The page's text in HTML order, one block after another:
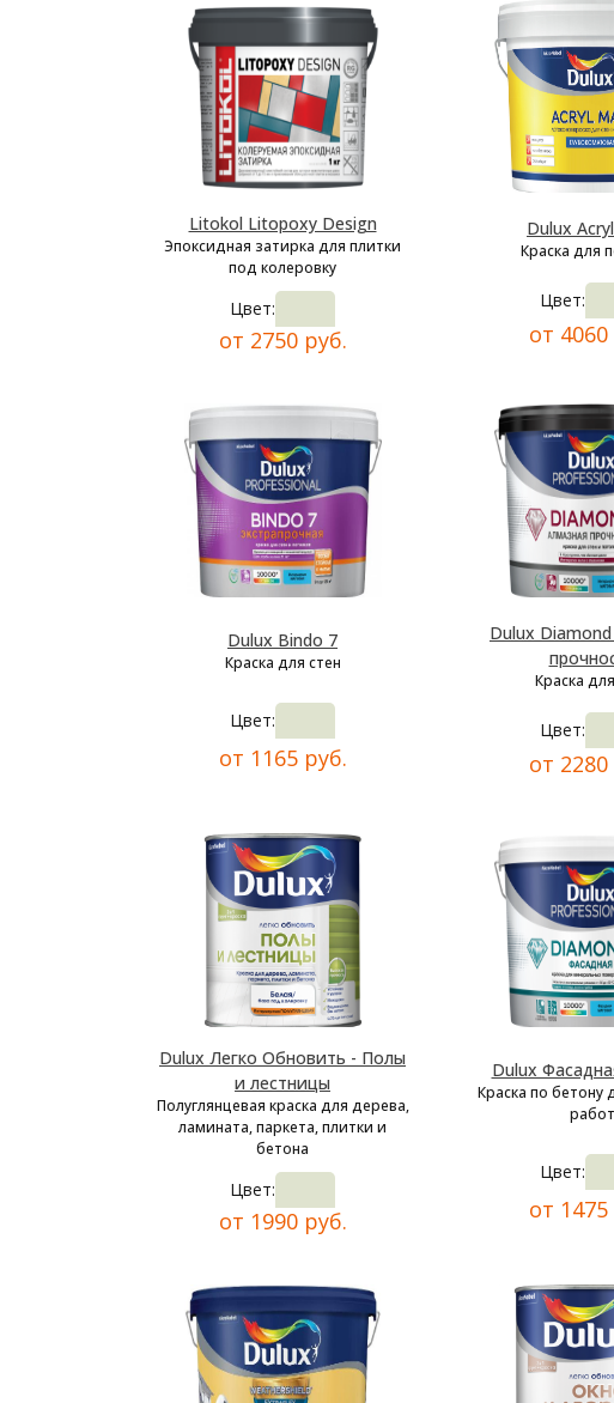
Litokol Litopoxy Design
Эпоксидная затирка для плитки
под колеровку
Цвет:
от 2750 руб.
Dulux
Краска для
Цвет:
от 4060
Dulux Bindo 7
Краска для стен
Цвет:
от 1165 руб.
Dulux
Краска
Цвет:
от 2280
Dulux Легко Обновить - Полы
и лестницы
Полуглянцевая краска для дерева,
ламината, паркета, плитки и
бетона
Цвет:
от 1990 руб.
Dulux
Краска по бетону
работ
Цвет:
от 1475